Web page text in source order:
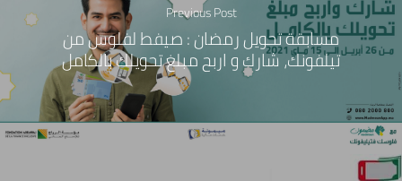
Previous Post
مسابقة تحويل رمضان : صيفط لفلوس من
تيلفونك، شارك و اربح مبلغ تحويلك بالكامل